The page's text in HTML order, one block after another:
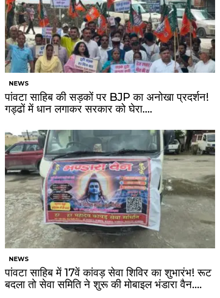
NEWS
पांवटा साहिब की सड़कों पर BJP का अनोखा प्रदर्शन!
गड्ढों में धान लगाकर सरकार को घेरा….
NEWS
पांवटा साहिब में 17वें कांवड़ सेवा शिविर का शुभारंभ! रूट
बदला तो सेवा समिति ने शुरू की मोबाइल भंडारा वैन….